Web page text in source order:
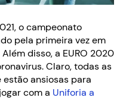
o campeonato
pela primeira vez em
disso, a EURO 2020
Claro, todas as
ansiosas para
com a Uniforia a